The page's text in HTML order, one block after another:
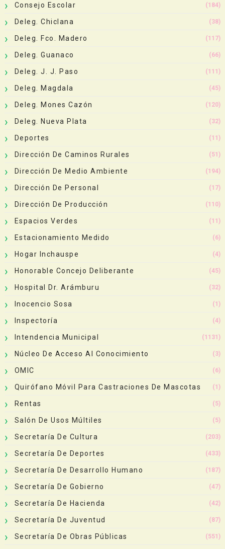
Consejo Escolar (184)
Deleg. Chiclana (38)
Deleg. Fco. Madero (117)
Deleg. Guanaco (66)
Deleg. J. J. Paso (111)
Deleg. Magdala (45)
Deleg. Mones Cazón (120)
Deleg. Nueva Plata (32)
Deportes (11)
Dirección De Caminos Rurales (51)
Dirección De Medio Ambiente (194)
Dirección De Personal (17)
Dirección De Producción (110)
Espacios Verdes (11)
Estacionamiento Medido (6)
Hogar Inchauspe (4)
Honorable Concejo Deliberante (45)
Hospital Dr. Arámburu (32)
Inocencio Sosa (1)
Inspectoría (4)
Intendencia Municipal (1131)
Núcleo De Acceso Al Conocimiento (3)
OMIC (6)
Quirófano Móvil Para Castraciones De Mascotas (1)
Rentas (5)
Salón De Usos Múltiles (5)
Secretaría De Cultura (203)
Secretaría De Deportes (433)
Secretaría De Desarrollo Humano (187)
Secretaría De Gobierno (47)
Secretaría De Hacienda (42)
Secretaría De Juventud (87)
Secretaría De Obras Públicas (551)